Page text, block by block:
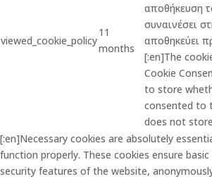
viewed_cookie_policy
11
months
αποθήκευση
συναινέσει
αποθηκεύει
[:en]The
Cookie
to store
consented to
does not
[:en]Necessary cookies are absolutely
function properly. These cookies ensure
security features of the website,